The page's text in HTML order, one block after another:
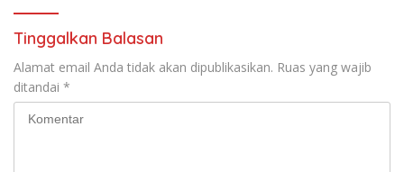
Tinggalkan Balasan
Alamat email Anda tidak akan dipublikasikan. Ruas yang wajib
ditandai *